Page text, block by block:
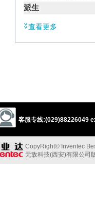
派生
同义参见:
grim
resolute
查看更多
客服专线:(029)88226049
CopyRight© Inventec
无敌科技(西安)有限公司